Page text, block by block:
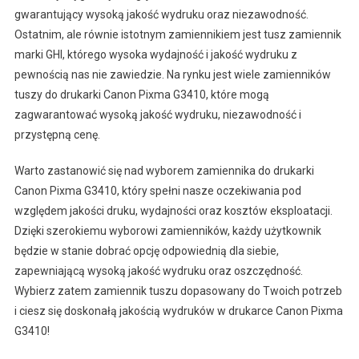
gwarantujący wysoką jakość wydruku oraz niezawodność.
Ostatnim, ale równie istotnym zamiennikiem jest tusz zamiennik
marki GHI, którego wysoka wydajność i jakość wydruku z
pewnością nas nie zawiedzie. Na rynku jest wiele zamienników
tuszy do drukarki Canon Pixma G3410, które mogą
zagwarantować wysoką jakość wydruku, niezawodność i
przystępną cenę.
Warto zastanowić się nad wyborem zamiennika do drukarki
Canon Pixma G3410, który spełni nasze oczekiwania pod
względem jakości druku, wydajności oraz kosztów eksploatacji.
Dzięki szerokiemu wyborowi zamienników, każdy użytkownik
będzie w stanie dobrać opcję odpowiednią dla siebie,
zapewniającą wysoką jakość wydruku oraz oszczędność.
Wybierz zatem zamiennik tuszu dopasowany do Twoich potrzeb
i ciesz się doskonałą jakością wydruków w drukarce Canon Pixma
G3410!